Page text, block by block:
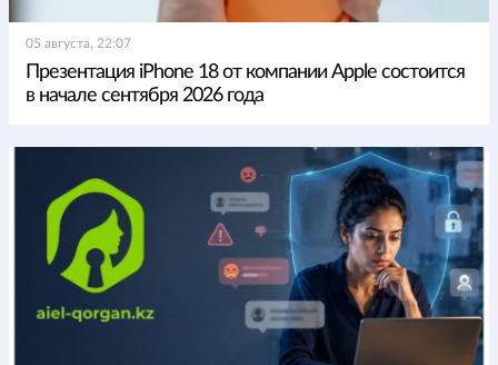
05 августа, 22:07
Презентация iPhone 18 от компании Apple состоится
в начале сентября 2026 года